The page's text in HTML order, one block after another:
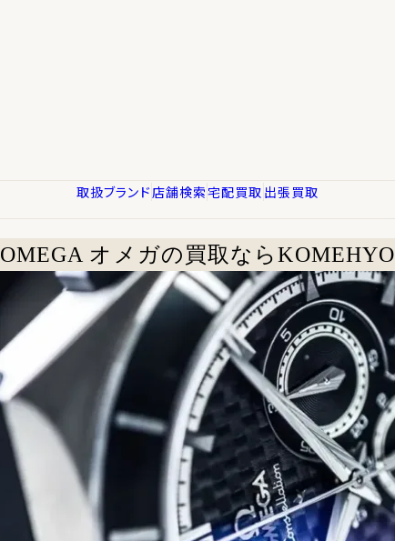
取扱ブランド店舗検索宅配買取 出張買取
OMEGA オメガの買取ならKOMEHYO